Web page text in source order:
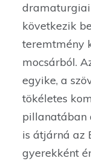
következik
teremtmény
mocsárból.
egyike, a
tökéletes
pillanatában
is átjárná az
gyerekként